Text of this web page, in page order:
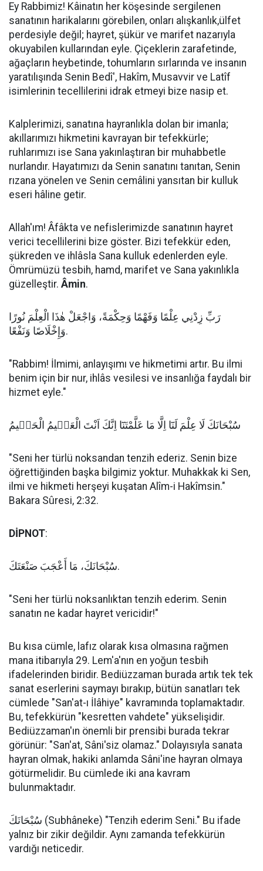
Ey Rabbimiz! Kâinatın her köşesinde sergilenen
sanatının harikalarını görebilen, onları alışkanlık,ülfet
perdesiyle değil; hayret, şükür ve marifet nazarıyla
okuyabilen kullarından eyle. Çiçeklerin zarafetinde,
ağaçların heybetinde, tohumların sırlarında ve insanın
yaratılışında Senin Bedî', Hakîm, Musavvir ve Latîf
isimlerinin tecellilerini idrak etmeyi bize nasip et.
Kalplerimizi, sanatına hayranlıkla dolan bir imanla;
akıllarımızı hikmetini kavrayan bir tefekkürle;
ruhlarımızı ise Sana yakınlaştıran bir muhabbetle
nurlandır. Hayatımızı da Senin sanatını tanıtan, Senin
rızana yönelen ve Senin cemâlini yansıtan bir kulluk
eseri hâline getir.
Allah'ım! Âfâkta ve nefislerimizde sanatının hayret
verici tecellilerini bize göster. Bizi tefekkür eden,
şükreden ve ihlâsla Sana kulluk edenlerden eyle.
Ömrümüzü tesbih, hamd, marifet ve Sana yakınlıkla
güzelleştir. Âmin.
رَبِّ زِدْنِي عِلْمًا وَفَهْمًا وَحِكْمَةً، وَاجْعَلْ هٰذَا الْعِلْمَ نُورًا
وَإِخْلَاصًا وَنَفْعًا.
"Rabbim! İlmimi, anlayışımı ve hikmetimi artır. Bu ilmi
benim için bir nur, ihlâs vesilesi ve insanlığa faydalı bir
hizmet eyle."
سُبْحَانَكَ لَا عِلْمَ لَنَٓا اِلَّا مَا عَلَّمْتَنَٓا اِنَّكَ اَنْتَ الْعَلٖيمُ الْحَكٖيمُ
"Seni her türlü noksandan tenzih ederiz. Senin bize
öğrettiğinden başka bilgimiz yoktur. Muhakkak ki Sen,
ilmi ve hikmeti herşeyi kuşatan Alîm-i Hakîmsin."
Bakara Sûresi, 2:32.
DİPNOT:
سُبْحَانَكَ، مَا أَعْجَبَ صَنْعَتَكَ.
"Seni her türlü noksanlıktan tenzih ederim. Senin
sanatın ne kadar hayret vericidir!"
Bu kısa cümle, lafız olarak kısa olmasına rağmen
mana itibarıyla 29. Lem'a'nın en yoğun tesbih
ifadelerinden biridir. Bediüzzaman burada artık tek tek
sanat eserlerini saymayı bırakıp, bütün sanatları tek
cümlede "San'at-ı İlâhiye" kavramında toplamaktadır.
Bu, tefekkürün "kesretten vahdete" yükselişidir.
Bediüzzaman'ın önemli bir prensibi burada tekrar
görünür: "San'at, Sâni'siz olamaz." Dolayısıyla sanata
hayran olmak, hakiki anlamda Sâni'ine hayran olmaya
götürmelidir. Bu cümlede iki ana kavram
bulunmaktadır.
سُبْحَانَكَ (Subhâneke) "Tenzih ederim Seni." Bu ifade
yalnız bir zikir değildir. Aynı zamanda tefekkürün
vardığı neticedir.